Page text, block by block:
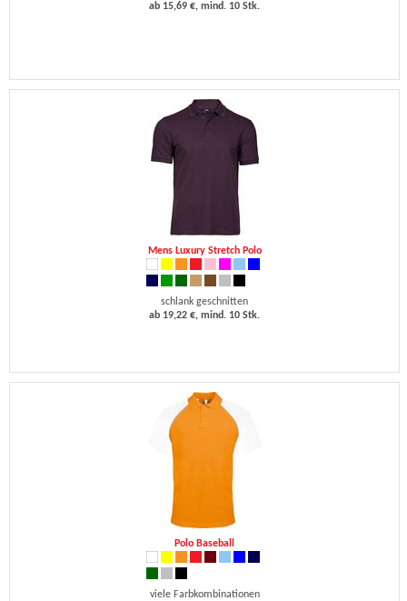
ab 15,69 €, mind. 10 Stk.
Mens Luxury Stretch Polo
schlank geschnitten
ab 19,22 €, mind. 10 Stk.
Polo Baseball
viele Farbkombinationen